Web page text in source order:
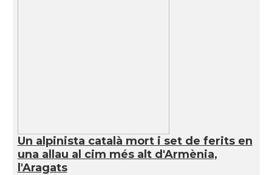
Un alpinista català mort i set de ferits en
una allau al cim més alt d'Armènia,
l'Aragats